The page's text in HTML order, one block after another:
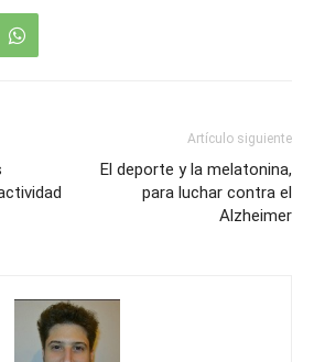
Artículo siguiente
El deporte y la melatonina,
para luchar contra el
Alzheimer